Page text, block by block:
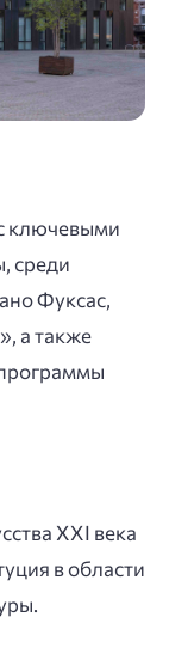
ключевыми
среди
Фуксас,
а также
XXI века
в области